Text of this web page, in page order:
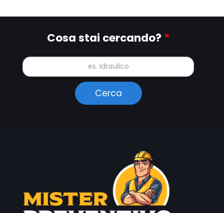
Cosa stai cercando? *